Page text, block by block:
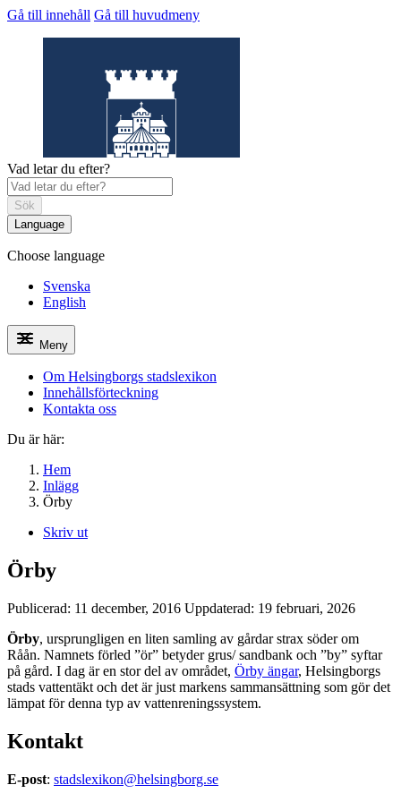
Gå till innehåll Gå till huvudmeny
Helsingborgs stadslexikon
Vad letar du efter?
Sök
Language
Choose language
Svenska
English
Meny
Om Helsingborgs stadslexikon
Innehållsförteckning
Kontakta oss
Du är här:
Hem
Inlägg
Örby
Skriv ut
Örby
Publicerad: 11 december, 2016 Uppdaterad: 19 februari, 2026
Örby, ursprungligen en liten samling av gårdar strax söder om
Råån. Namnets förled ”ör” betyder grus/ sandbank och ”by” syftar
på gård. I dag är en stor del av området, Örby ängar, Helsingborgs
stads vattentäkt och det är just markens sammansättning som gör det
lämpat för denna typ av vattenreningssystem.
Kontakt
E-post: stadslexikon@helsingborg.se